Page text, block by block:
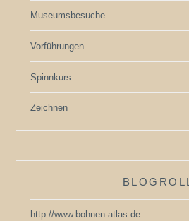
Museumsbesuche
Vorführungen
Spinnkurs
Zeichnen
BLOGROLL
http://www.bohnen-atlas.de